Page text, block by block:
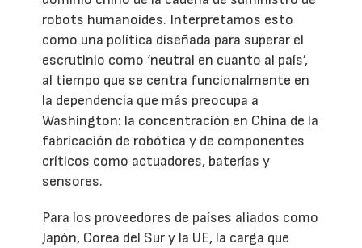
robots humanoides. Interpretamos esto
como una política diseñada para superar el
escrutinio como ‘neutral en cuanto al país’,
al tiempo que se centra funcionalmente en
la dependencia que más preocupa a
Washington: la concentración en China de la
fabricación de robótica y de componentes
críticos como actuadores, baterías y
sensores.
Para los proveedores de países aliados como
Japón, Corea del Sur y la UE, la carga que